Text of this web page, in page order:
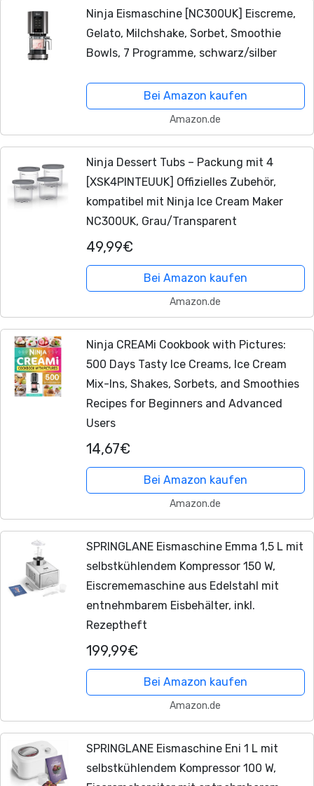
Ninja Eismaschine [NC300UK] Eiscreme,
Gelato, Milchshake, Sorbet, Smoothie
Bowls, 7 Programme, schwarz/silber
Bei Amazon kaufen
Amazon.de
Ninja Dessert Tubs – Packung mit 4
[XSK4PINTEUUK] Offizielles Zubehör,
kompatibel mit Ninja Ice Cream Maker
NC300UK, Grau/Transparent
49,99€
Bei Amazon kaufen
Amazon.de
Ninja CREAMi Cookbook with Pictures:
500 Days Tasty Ice Creams, Ice Cream
Mix-Ins, Shakes, Sorbets, and Smoothies
Recipes for Beginners and Advanced
Users
14,67€
Bei Amazon kaufen
Amazon.de
SPRINGLANE Eismaschine Emma 1,5 L mit
selbstkühlendem Kompressor 150 W,
Eiscrememaschine aus Edelstahl mit
entnehmbarem Eisbehälter, inkl.
Rezeptheft
199,99€
Bei Amazon kaufen
Amazon.de
SPRINGLANE Eismaschine Eni 1 L mit
selbstkühlendem Kompressor 100 W,